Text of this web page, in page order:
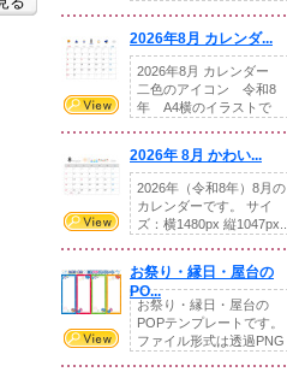
2026年8月 カレンダ...
2026年8月 カレンダー
二色のアイコン 令和8
年 A4横のイラストで
2026年 8月 かわい...
2026年（令和8年）8月の
カレンダーです。 サイ
ズ：横1480px 縦1047px...
お祭り・縁日・屋台の
PO...
お祭り・縁日・屋台の
POPテンプレートです。
ファイル形式は透過PNG